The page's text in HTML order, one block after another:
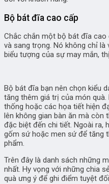
Bộ bát đĩa cao cấp
Chắc chắn một bộ bát đĩa
và sang trọng. Nó không chỉ
biểu tượng của sự may mắn,
Bộ bát đĩa bạn nên chọn kiểu
tăng thêm giá trị của món
thống hoặc các họa tiết hiện
lên không gian bàn ăn mà
đặc biệt đến chi tiết. Ngoài ra,
gốm sứ hoặc men sứ để tăng
phẩm.
Trên đây là danh sách những
nhất. Hy vọng với những chia
quà ưng ý để ghi điểm tuyệt